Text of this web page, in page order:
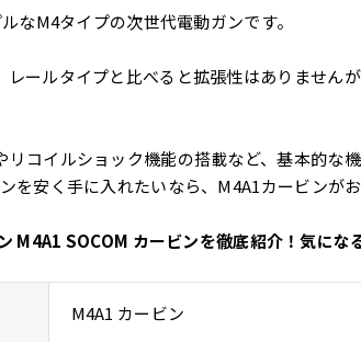
なM4タイプの次世代電動ガンです。
レールタイプと比べると拡張性はありません
リコイルショック機能の搭載など、基本的な
を安く手に入れたいなら、M4A1カービンがお
M4A1 SOCOM カービンを徹底紹介！気にな
M4A1 カービン